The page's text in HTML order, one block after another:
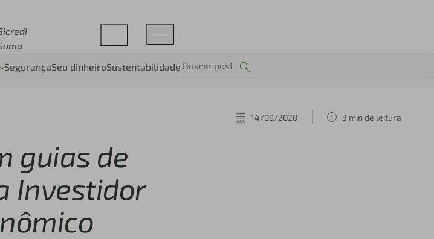
SegurançaSeu dinheiroSustentabilidade
14/09/2020 3 min de leitura
guias de
Investidor